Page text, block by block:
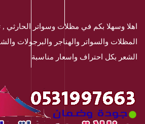
اهلا وسهلا بكم في مظلات وسواتر الحارثي ,
المظلات والسواتر والهناجر والبرجولات
الشعر بكل احتراف واسعار مناسبة